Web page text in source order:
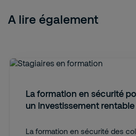
A lire également
La formation en sécurité
un investissement rentable
La formation en sécurité des